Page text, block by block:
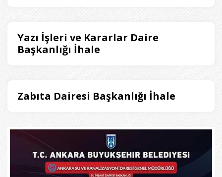
Yazı İşleri ve Kararlar Daire
Başkanlığı İhale
Zabıta Dairesi Başkanlığı İhale